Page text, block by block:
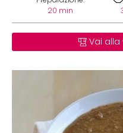
20 min
Vai alla